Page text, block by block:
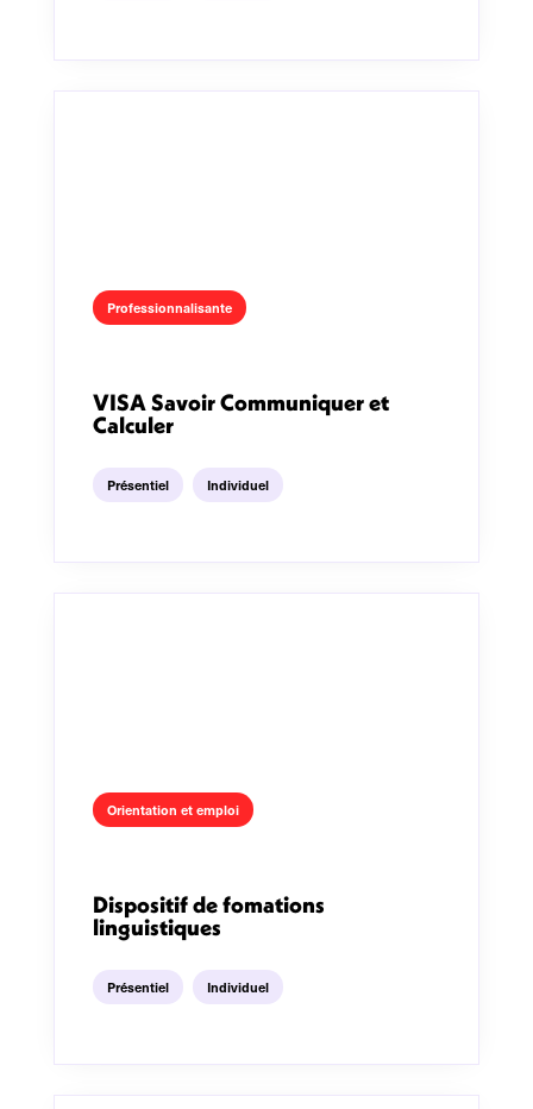
Professionnalisante
VISA Savoir Communiquer et
Calculer
Présentiel Individuel
Orientation et emploi
Dispositif de fomations
linguistiques
Présentiel Individuel